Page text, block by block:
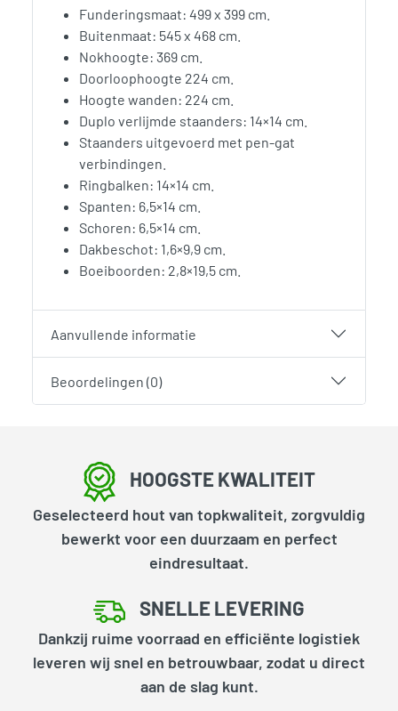
Funderingsmaat: 499 x 399 cm.
Buitenmaat: 545 x 468 cm.
Nokhoogte: 369 cm.
Doorloophoogte 224 cm.
Hoogte wanden: 224 cm.
Duplo verlijmde staanders: 14×14 cm.
Staanders uitgevoerd met pen-gat
verbindingen.
Ringbalken: 14×14 cm.
Spanten: 6,5×14 cm.
Schoren: 6,5×14 cm.
Dakbeschot: 1,6×9,9 cm.
Boeiboorden: 2,8×19,5 cm.
Aanvullende informatie
Beoordelingen (0)
HOOGSTE KWALITEIT
Geselecteerd hout van topkwaliteit, zorgvuldig
bewerkt voor een duurzaam en perfect
eindresultaat.
SNELLE LEVERING
Dankzij ruime voorraad en efficiënte logistiek
leveren wij snel en betrouwbaar, zodat u direct
aan de slag kunt.